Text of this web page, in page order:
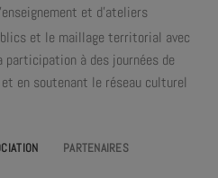
et d’ateliers
et le maillage territorial avec
participation à des journées de
en soutenant le réseau culturel
PARTENAIRES